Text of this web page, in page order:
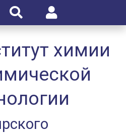
химии